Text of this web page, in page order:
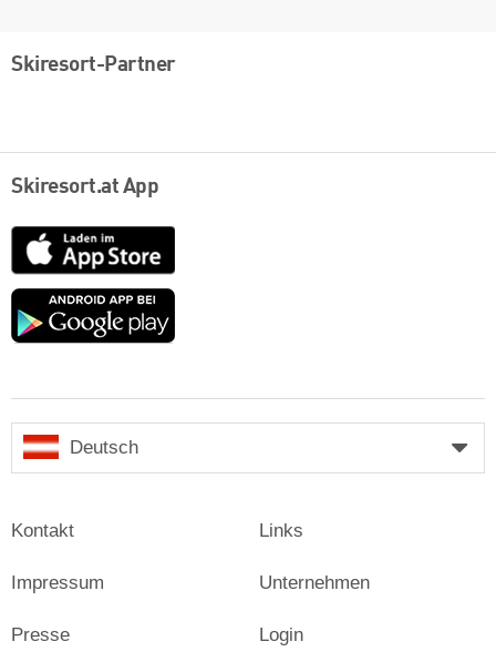
Skiresort-Partner
Skiresort.at App
App
Store
Google
Deutsch
Kontakt
Impressum
Presse
Links
Unternehmen
Login